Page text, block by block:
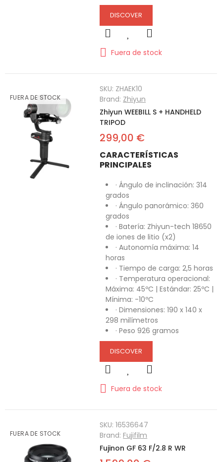
DISCOVER
Fuera de stock
FUERA DE STOCK
SKU: ZHAEK10
Brand: Zhiyun
Zhiyun WEEBILL S + HANDHELD
TRIPOD
299,00 €
CARACTERÍSTICAS
PRINCIPALES
· Ángulo de inclinación: 314
grados
· Ángulo panorámico: 360
grados
· Batería: Zhiyun-tech 18650
de iones de litio (x2)
· Autonomía máxima: 14
horas
· Tiempo de carga: 2,5 horas
· Temperatura operacional:
Máxima: 45ºC | Estándar: 25ºC |
Mínima: -10ºC
· Dimensiones: 190 x 140 x
298 milímetros
· Peso 926 gramos
DISCOVER
Fuera de stock
FUERA DE STOCK
SKU:16536647
Brand:Fujifilm
Fujinon GF 63 F/2.8 R WR